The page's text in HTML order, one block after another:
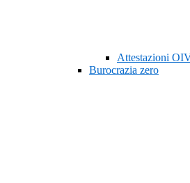
Attestazioni
Burocrazia zero